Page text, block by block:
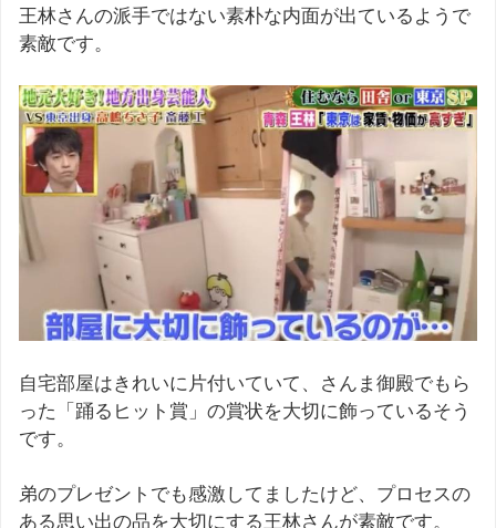
王林さんの派手ではない素朴な内面が出ているようで
素敵です。
自宅部屋はきれいに片付いていて、さんま御殿でもら
った「踊るヒット賞」の賞状を大切に飾っているそう
です。
弟のプレゼントでも感激してましたけど、プロセスの
ある思い出の品を大切にする王林さんが素敵です。